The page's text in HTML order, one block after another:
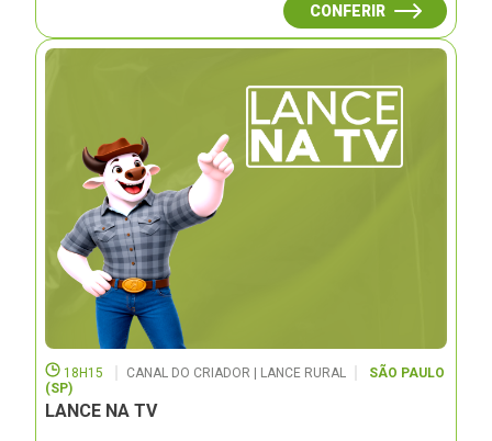
CONFERIR
18H15 CANAL DO CRIADOR | LANCE RURAL
SÃO PAULO
(SP)
LANCE NA TV